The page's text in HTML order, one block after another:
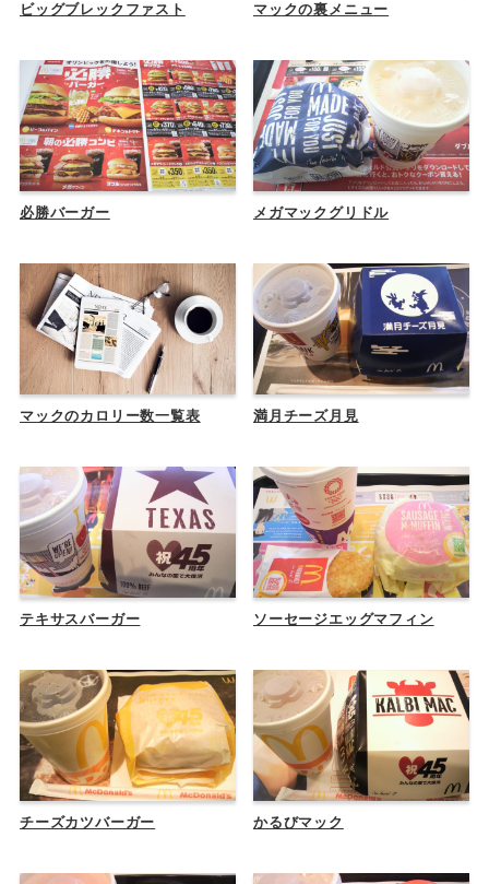
ビッグブレックファスト マックの裏メニュー
必勝バーガー メガマックグリドル
マックのカロリー数一覧表 満月チーズ月見
テキサスバーガー ソーセージエッグマフィン
チーズカツバーガー かるびマック